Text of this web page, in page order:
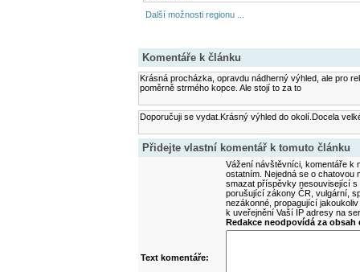
Další možnosti regionu ...
Komentáře k článku
Krásná procházka, opravdu nádherný výhled, ale pro
poměrně strmého kopce. Ale stojí to za to
Doporučuji se vydat.Krásný výhled do okolí.Docela
Přidejte vlastní komentář k tomuto článku
Vážení návštěvníci, komentáře k
ostatním. Nejedná se o
smazat příspěvky nesouvisející
porušující zákony ČR, vulgární,
nezákonné, propagující
k uveřejnění Vaší IP adresy na
Redakce neodpovídá za
Text komentáře: